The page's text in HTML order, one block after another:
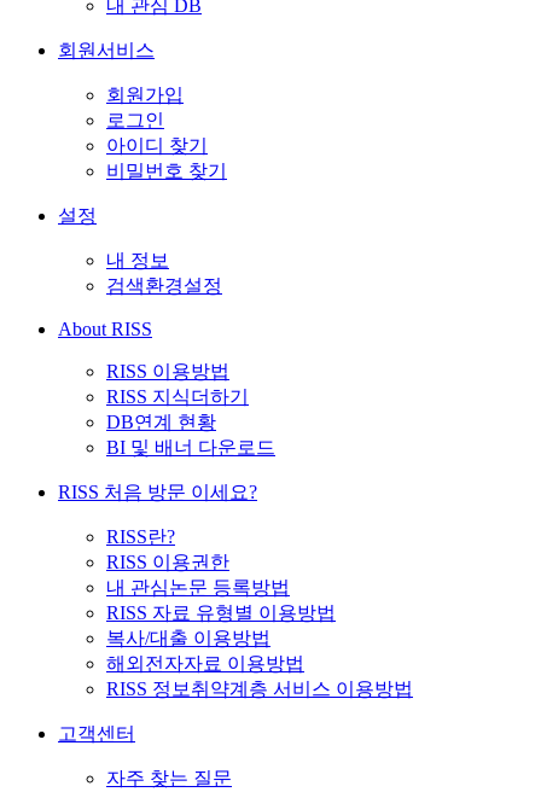
내 관심 DB
회원서비스
회원가입
로그인
아이디 찾기
비밀번호 찾기
설정
내 정보
검색환경설정
About RISS
RISS 이용방법
RISS 지식더하기
DB연계 현황
BI 및 배너 다운로드
RISS 처음 방문 이세요?
RISS란?
RISS 이용권한
내 관심논문 등록방법
RISS 자료 유형별 이용방법
복사/대출 이용방법
해외전자자료 이용방법
RISS 정보취약계층 서비스 이용방법
고객센터
자주 찾는 질문